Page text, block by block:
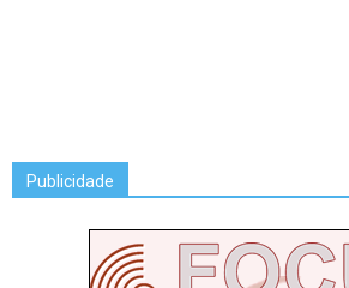
Publicidade